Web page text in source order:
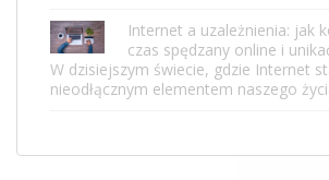
Internet a uzależnienia: jak
czas spędzany online i
W dzisiejszym świecie, gdzie Internet
nieodłącznym elementem naszego